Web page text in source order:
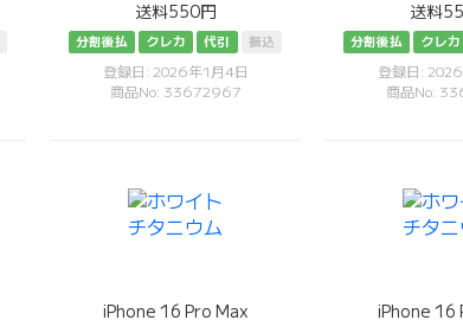
送料550円
分割後払 クレカ 代引 振込
登録日: 2026年1月4日
商品No: 33672967
送料
分割後払 クレカ
登録日:
商品No:
iPhone 16 Pro Max iPhone 16